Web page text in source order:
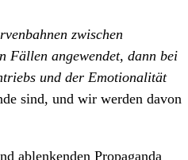
zwischen
Fällen angewendet, dann bei
und der Emotionalität
sind, und wir werden davon
ablenkenden Propaganda